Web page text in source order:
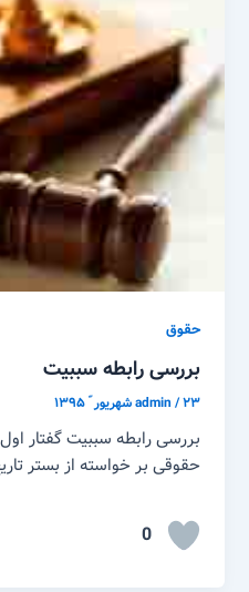
حقوق
بررسی رابطه سببیت
admin/۲۳ شهریور ّ ۱۳۹۵
بررسی رابطه سببیت گفتار
حقوقی بر خواسته از بستر
0